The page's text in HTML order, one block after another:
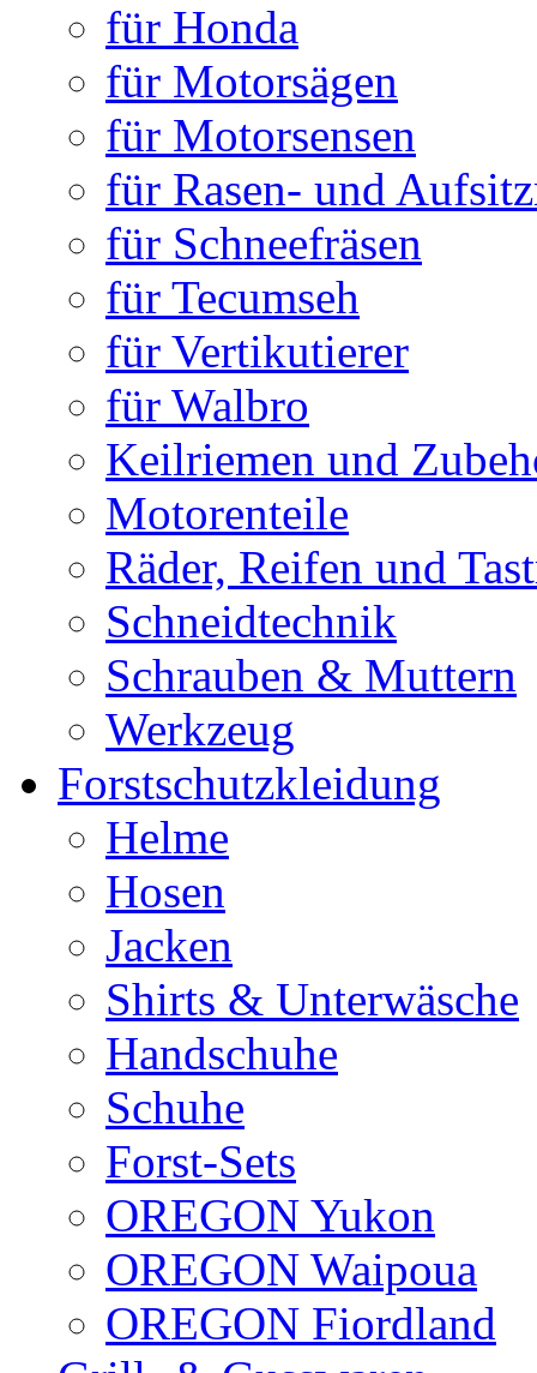
für Honda
für Motorsägen
für Motorsensen
für Rasen- und
für Schneefräsen
für Tecumseh
für Vertikutierer
für Walbro
Keilriemen und
Motorenteile
Räder, Reifen und
Schneidtechnik
Schrauben & Muttern
Werkzeug
Forstschutzkleidung
Helme
Hosen
Jacken
Shirts & Unterwäsche
Handschuhe
Schuhe
Forst-Sets
OREGON Yukon
OREGON Waipoua
OREGON Fiordland